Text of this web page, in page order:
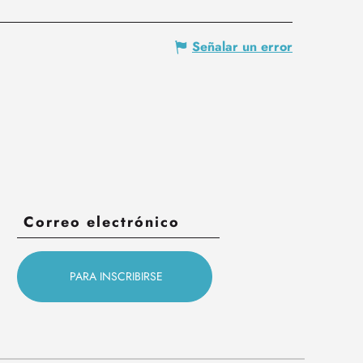
Señalar un error